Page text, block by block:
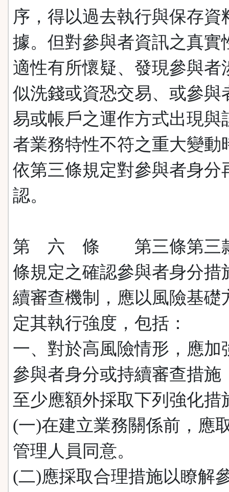
序，得以過去執行與保存資
據。但對參與者資訊之真實
適性有所懷疑、發現參與者
似洗錢或資恐交易、或參與
易或帳戶之運作方式出現與
者業務特性不符之重大變動
依第三條規定對參與者身分
認。
第 六 條 第三條第三
條規定之確認參與者身分措
續審查機制，應以風險基礎
定其執行強度，包括：
一、對於高風險情形，應加
參與者身分或持續審查措施
至少應額外採取下列強化措
(一)在建立業務關係前，應
管理人員同意。
(二)應採取合理措施以瞭解